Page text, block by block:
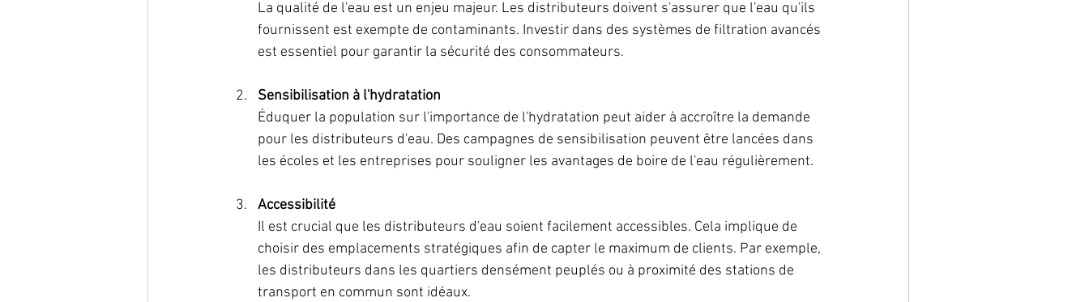
La qualité de l'eau est un enjeu majeur. Les distributeurs doivent s'assurer que l'eau qu'ils
fournissent est exempte de contaminants. Investir dans des systèmes de filtration avancés
est essentiel pour garantir la sécurité des consommateurs.
Sensibilisation à l'hydratation
Éduquer la population sur l'importance de l'hydratation peut aider à accroître la demande
pour les distributeurs d'eau. Des campagnes de sensibilisation peuvent être lancées dans
les écoles et les entreprises pour souligner les avantages de boire de l'eau régulièrement.
Accessibilité
Il est crucial que les distributeurs d'eau soient facilement accessibles. Cela implique de
choisir des emplacements stratégiques afin de capter le maximum de clients. Par exemple,
les distributeurs dans les quartiers densément peuplés ou à proximité des stations de
transport en commun sont idéaux.